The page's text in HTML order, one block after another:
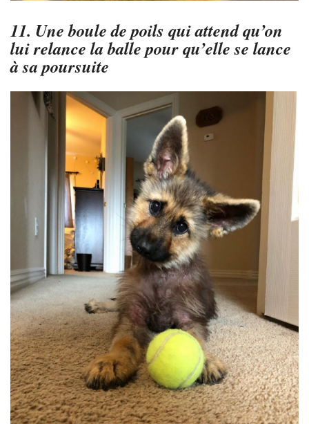
11. Une boule de poils qui attend qu’on
lui relance la balle pour qu’elle se lance
à sa poursuite